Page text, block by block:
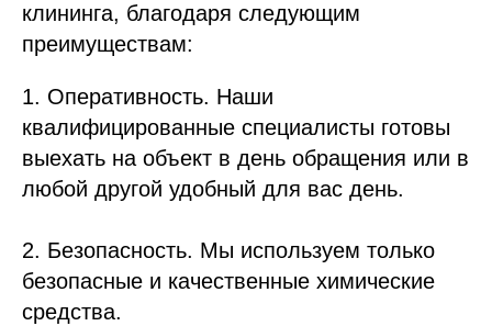
клининга, благодаря следующим
преимуществам:
1. Оперативность. Наши
квалифицированные специалисты готовы
выехать на объект в день обращения или в
любой другой удобный для вас день.
2. Безопасность. Мы используем только
безопасные и качественные химические
средства.